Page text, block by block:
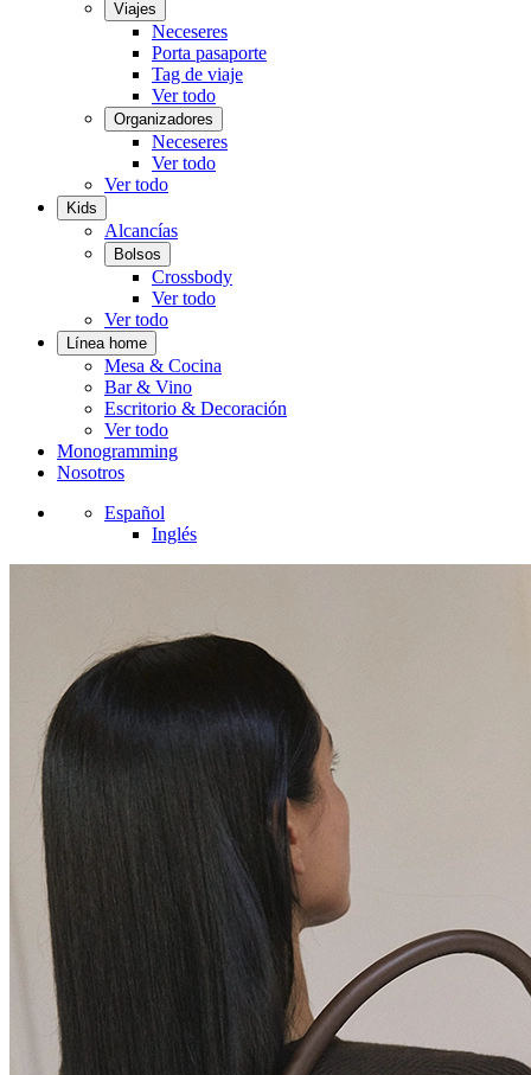
Viajes
Neceseres
Porta pasaporte
Tag de viaje
Ver todo
Organizadores
Neceseres
Ver todo
Ver todo
Kids
Alcancías
Bolsos
Crossbody
Ver todo
Ver todo
Línea home
Mesa & Cocina
Bar & Vino
Escritorio & Decoración
Ver todo
Monogramming
Nosotros
Español
Inglés